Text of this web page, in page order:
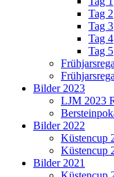
Tag 2
Tag 3
Tag 4
Tag 5
Bilder 2023
LJM 2023
Bilder 2022
Küstencup
Küstencup
Bilder 2021